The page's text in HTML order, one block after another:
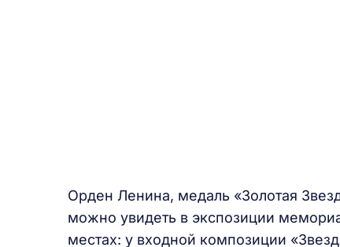
Орден Ленина, медаль «Золотая
можно увидеть в экспозиции
местах: у входной композиции